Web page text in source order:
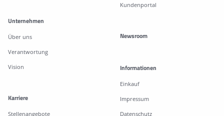
Kundenportal
Unternehmen
Über uns
Verantwortung
Vision
Karriere
Stellenangebote
Newsroom
Informationen
Einkauf
Impressum
Datenschutz